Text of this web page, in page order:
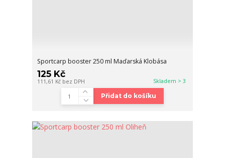
Sportcarp booster 250 ml Maďarská Klobása
125 Kč
111,61 Kč bez DPH Skladem > 3
Přidat do košíku